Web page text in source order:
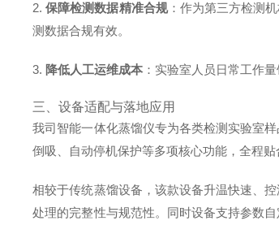
2.保障检测数据精准合规：作为第三方检测
测数据合规有效。
3. 降低人工运维成本 ：实验室人员日常工作
三、设备适配与落地应用
我司智能一体化蒸馏仪专为各类检测实验室
倒吸、自动停机保护等多项核心功能，全程
相较于传统蒸馏设备，该款设备升温快速、
处理的完整性与规范性。同时设备支持参数